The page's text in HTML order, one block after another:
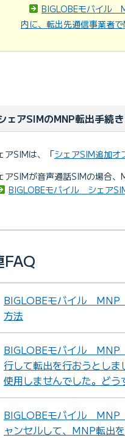
BIGLOBEモバイル
内に、転出先通信事業者
ェアSIMのMNP転出手続き
アSIMは、「シェアSIM追加オ
アSIMが音声通話SIMの場合、
BIGLOBEモバイル シェア
FAQ
BIGLOBEモバイル MNP
方法
BIGLOBEモバイル MNP
行して転出を行おうとし
使用しませんでした。ど
BIGLOBEモバイル MNP
ャンセルして、MNP転出